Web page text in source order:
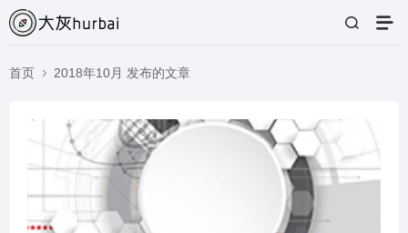
首页 2018年10月 发布的文章